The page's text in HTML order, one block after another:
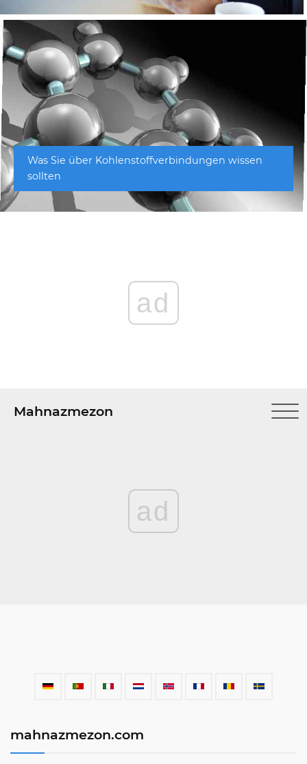
Was Sie über Kohlenstoffverbindungen wissen
sollten
ad
Mahnazmezon
ad
mahnazmezon.com